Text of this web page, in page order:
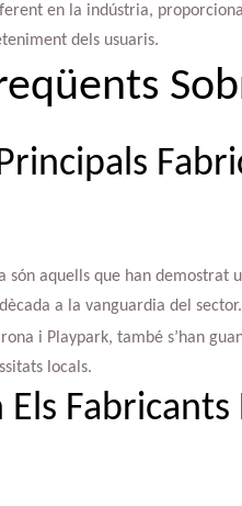
en la indústria,
dels usuaris.
són aquells que han
a la vanguardia del sector.
i Playpark, també s’han
locals.
Fabricants